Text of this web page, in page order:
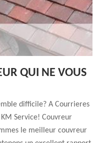
QUI NE VOUS
difficile? A Courrieres
Service! Couvreur
le meilleur couvreur